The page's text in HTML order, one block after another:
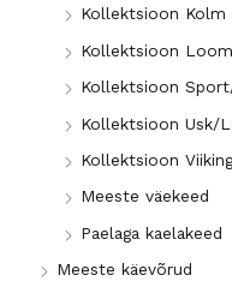
Kollektsioon Kolm
Kollektsioon
Kollektsioon
Kollektsioon Usk/
Kollektsioon
Meeste väekeed
Paelaga kaelakeed
Meeste käevõrud